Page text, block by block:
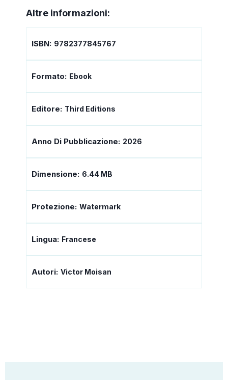
Altre informazioni:
ISBN: 9782377845767
Formato: Ebook
Editore: Third Editions
Anno Di Pubblicazione: 2026
Dimensione: 6.44 MB
Protezione: Watermark
Lingua: Francese
Autori: Victor Moisan